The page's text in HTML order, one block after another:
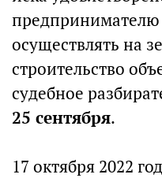
осуществлять на
строительство
судебное
25 сентября.
17 октября 2022